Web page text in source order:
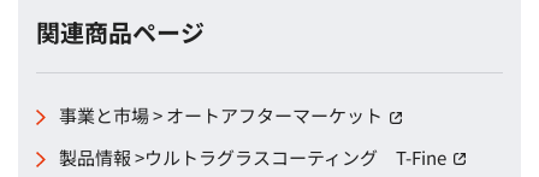
関連商品ページ
事業と市場 > オートアフターマーケット
製品情報 >ウルトラグラスコーティング T-Fine